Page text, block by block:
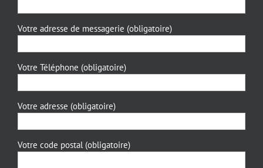
Votre adresse de messagerie (obligatoire)
Votre Téléphone (obligatoire)
Votre adresse (obligatoire)
Votre code postal (obligatoire)